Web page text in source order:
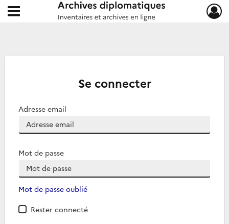
Archives diplomatiques
Ouvrir le menu déroulant
Se connecter
Adresse email
Mot de passe
Mot de passe oublié
Rester connecté